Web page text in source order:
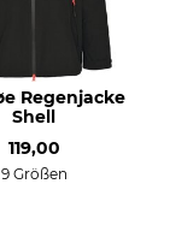
Regenjacke
Shell
119,00
9 Größen